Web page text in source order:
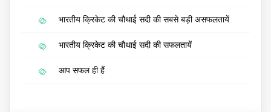
भारतीय क्रिकेट की चौथाई सदी की सबसे बड़ी असफलतायें
भारतीय क्रिकेट की चौथाई सदी की सफलतायें
आप सफल ही हैं